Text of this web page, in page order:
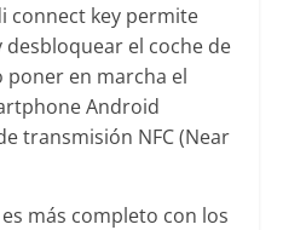
connect key permite
el coche de
en marcha el
Android
transmisión NFC (Near
más completo con los